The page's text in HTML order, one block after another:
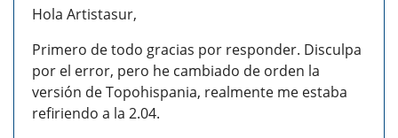
Hola Artistasur,
Primero de todo gracias por responder. Disculpa
por el error, pero he cambiado de orden la
versión de Topohispania, realmente me estaba
refiriendo a la 2.04.